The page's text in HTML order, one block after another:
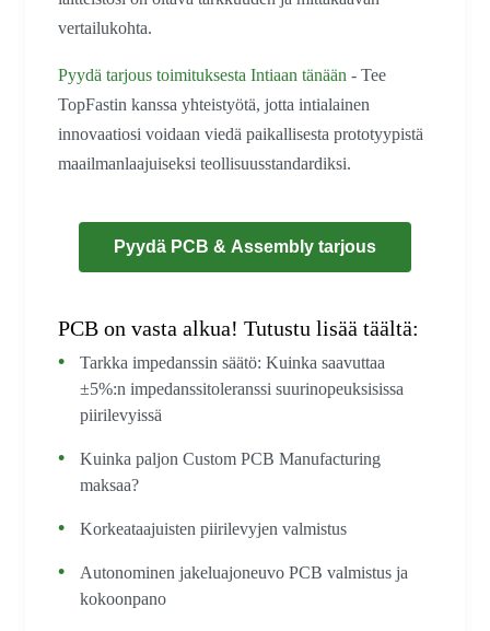
vertailukohta.
Pyydä tarjous toimituksesta Intiaan tänään - Tee
TopFastin kanssa yhteistyötä, jotta intialainen
innovaatiosi voidaan viedä paikallisesta prototyypistä
maailmanlaajuiseksi teollisuusstandardiksi.
Pyydä PCB & Assembly tarjous
PCB on vasta alkua! Tutustu lisää täältä:
Tarkka impedanssin säätö: Kuinka saavuttaa
±5%:n impedanssitoleranssi suurinopeuksisissa
piirilevyissä
Kuinka paljon Custom PCB Manufacturing
maksaa?
Korkeataajuisten piirilevyjen valmistus
Autonominen jakeluajoneuvo PCB valmistus ja
kokoonpano